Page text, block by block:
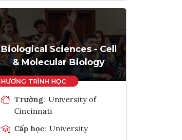
Biological Sciences - Cell
& Molecular Biology
Trường: University of
Cincinnati
Cấp học: University